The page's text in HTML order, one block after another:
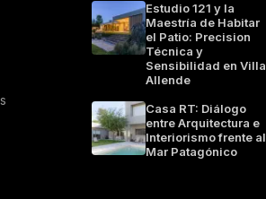
Estudio 121 y la
Maestría de Habitar
el Patio: Precision
Técnica y
Sensibilidad en Villa
Allende
Casa RT: Diálogo
entre Arquitectura e
Interiorismo frente al
Mar Patagónico